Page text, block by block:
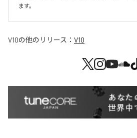
V10の他のリリース： V10